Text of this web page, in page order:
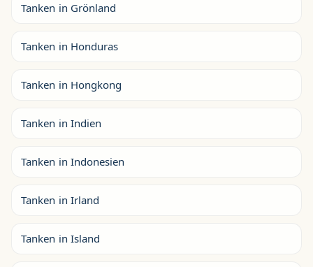
Tanken in Grönland
Tanken in Honduras
Tanken in Hongkong
Tanken in Indien
Tanken in Indonesien
Tanken in Irland
Tanken in Island